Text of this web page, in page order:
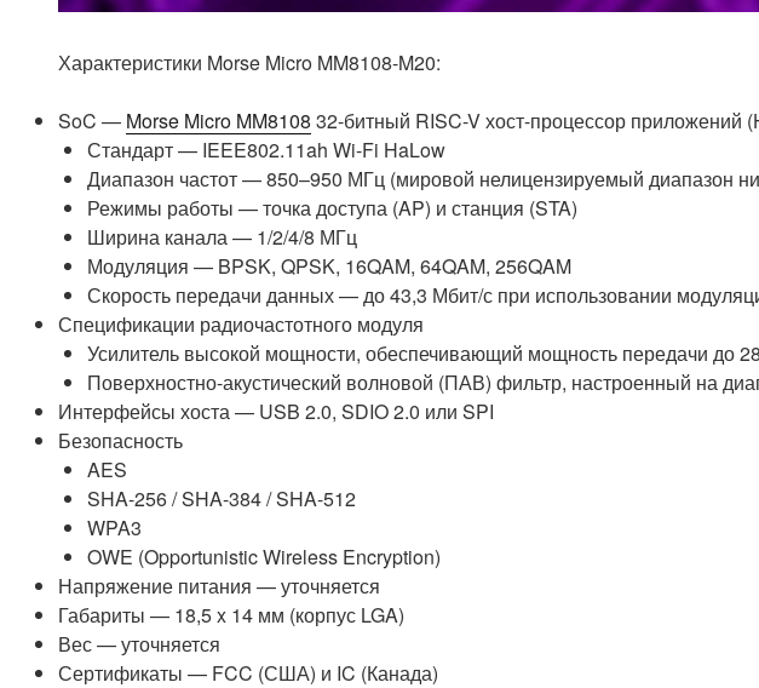
Характеристики Morse Micro MM8108-M20:
SoC — Morse Micro MM8108 32-битный RISC-V хост-процессор приложений
Стандарт — IEEE802.11ah Wi-Fi HaLow
Диапазон частот — 850–950 МГц (мировой нелицензируемый диапазон
Режимы работы — точка доступа (AP) и станция (STA)
Ширина канала — 1/2/4/8 МГц
Модуляция — BPSK, QPSK, 16QAM, 64QAM, 256QAM
Скорость передачи данных — до 43,3 Мбит/с при использовании
Спецификации радиочастотного модуля
Усилитель высокой мощности, обеспечивающий мощность передачи до
Поверхностно-акустический волновой (ПАВ) фильтр, настроенный на
Интерфейсы хоста — USB 2.0, SDIO 2.0 или SPI
Безопасность
AES
SHA-256 / SHA-384 / SHA-512
WPA3
OWE (Opportunistic Wireless Encryption)
Напряжение питания — уточняется
Габариты — 18,5 x 14 мм (корпус LGA)
Вес — уточняется
Сертификаты — FCC (США) и IC (Канада)